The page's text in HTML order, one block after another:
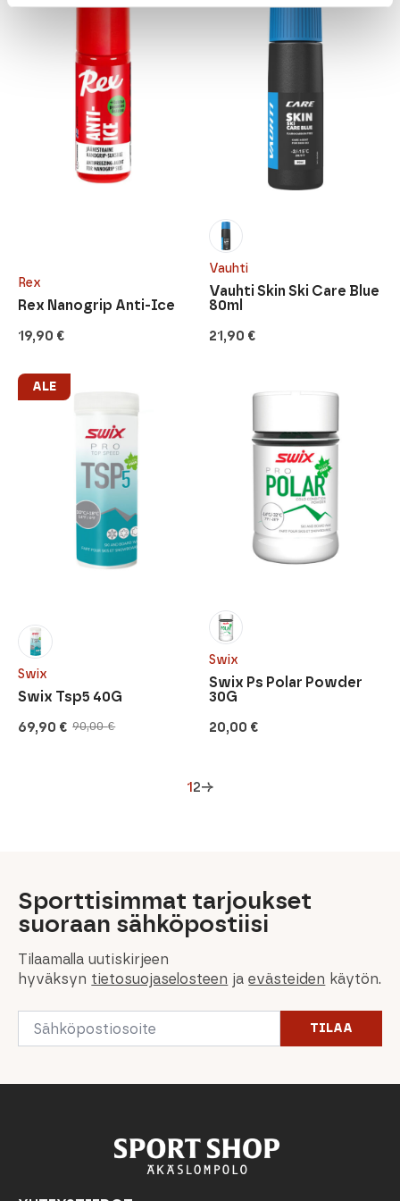
Rex
19,90 €
Rex Nanogrip Anti-Ice
Vauhti
21,90 €
Vauhti Skin Ski Care Blue
80ml
Swix
90,00€
Alkuperäinen
69,90 €
Nykyinen
ALE
Swix Tsp5 40G
Swix
20,00 €
Swix Ps Polar Powder
30G
12→
Sporttisimmat tarjoukset
suoraan sähköpostiisi
Tilaamalla uutiskirjeen
hyväksyn tietosuojaselosteen jaevästeiden käytön.
Email
TILAA